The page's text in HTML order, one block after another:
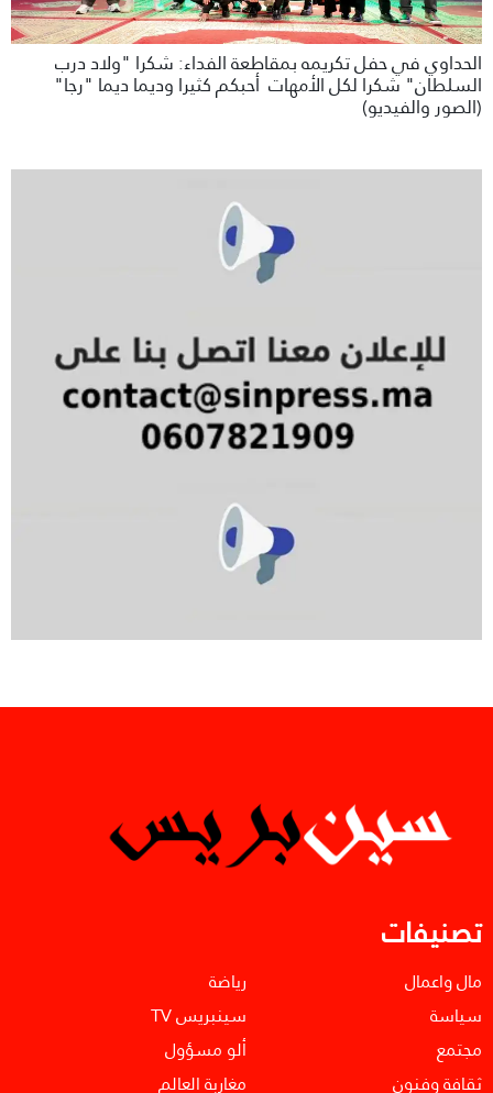
الحداوي في حفل تكريمه بمقاطعة الفداء: شكرا "ولاد درب
السلطان" شكرا لكل الأمهات أحبكم كثيرا وديما ديما "رجا"
(الصور والفيديو)
تصنيفات
مال واعمال
سياسة
مجتمع
ثقافة وفنون
رياضة
سينبريس TV
ألو مسؤول
مغاربة العالم